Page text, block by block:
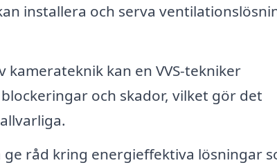
installera och serva
kamerateknik kan en VVS-tekniker
och skador, vilket gör det
ge råd kring energieffektiva lösningar